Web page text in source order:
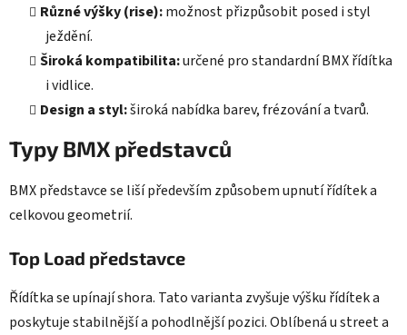
Různé výšky (rise):možnost přizpůsobit posed i styl
ježdění.
Široká kompatibilita:určené pro standardní BMX řídítka
i vidlice.
Design a styl:široká nabídka barev, frézování a tvarů.
Typy BMX představců
BMX představce se liší především způsobem upnutí řídítek a
celkovou geometrií.
Top Load představce
Řídítka se upínají shora. Tato varianta zvyšuje výšku řídítek a
poskytuje stabilnější a pohodlnější pozici. Oblíbená u street a